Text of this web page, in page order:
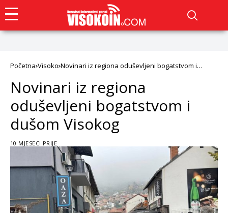
Početna Visoko Novinari iz regiona oduševljeni bogatstvom i
Novinari iz regiona
oduševljeni bogatstvom i
dušom Visokog
10 MJESECI PRIJE